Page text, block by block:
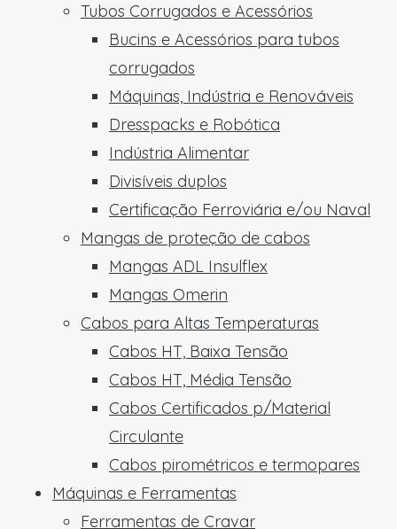
Tubos Corrugados e Acessórios
Bucins e Acessórios para tubos
corrugados
Máquinas, Indústria e Renováveis
Dresspacks e Robótica
Indústria Alimentar
Divisíveis duplos
Certificação Ferroviária e/ou Naval
Mangas de proteção de cabos
Mangas ADL Insulflex
Mangas Omerin
Cabos para Altas Temperaturas
Cabos HT, Baixa Tensão
Cabos HT, Média Tensão
Cabos Certificados p/Material
Circulante
Cabos pirométricos e termopares
Máquinas e Ferramentas
Ferramentas de Cravar